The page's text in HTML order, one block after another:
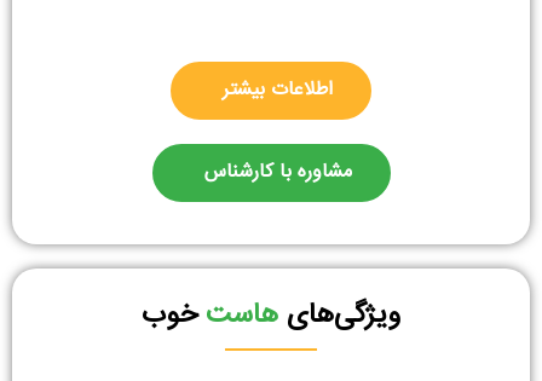
اطلاعات بیشتر
مشاوره با کارشناس
ویژگی‌های هاستخوب